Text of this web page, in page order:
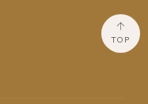
TOP